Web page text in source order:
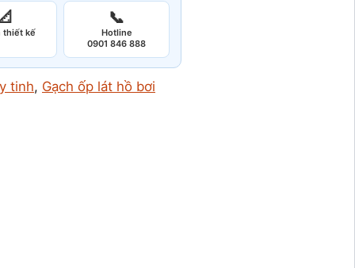
thiết kế
📞
Hotline
0901 846 888
tinh, Gạch ốp lát hồ bơi